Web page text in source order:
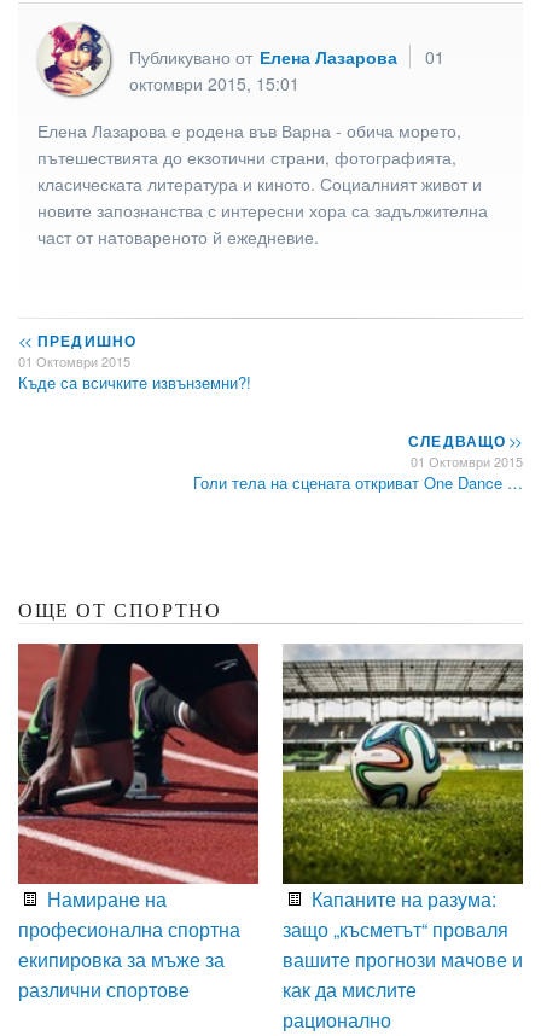
Публикувано от Елена Лазарова
01
октомври 2015, 15:01
Елена Лазарова е родена във Варна - обича морето,
пътешествията до екзотични страни, фотографията,
класическата литература и киното. Социалният живот и
новите запознанства с интересни хора са задължителна
част от натовареното й ежедневие.
<< ПРЕДИШНО
01 Октомври 2015
Къде са всичките извънземни?!
СЛЕДВАЩО>>
01 Октомври 2015
Голи тела на сцената откриват One Dance …
ОЩЕ ОТ СПОРТНО
Намиране на
професионална спортна
екипировка за мъже за
различни спортове
Капаните на разума:
защо „късметът“ проваля
вашите прогнози мачове и
как да мислите
рационално